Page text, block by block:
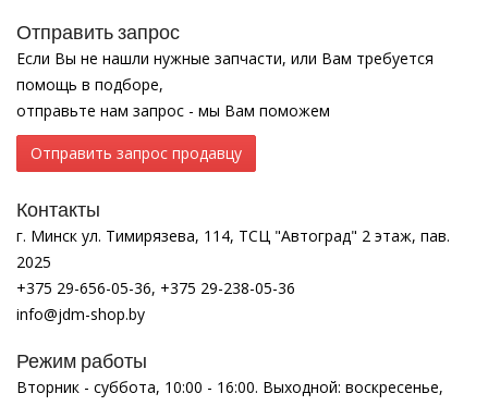
Отправить запрос
Если Вы не нашли нужные запчасти, или Вам требуется
помощь в подборе,
отправьте нам запрос - мы Вам поможем
Отправить запрос продавцу
Контакты
г. Минск ул. Тимирязева, 114, ТСЦ "Автоград" 2 этаж, пав.
2025
+375 29-656-05-36, +375 29-238-05-36
info@jdm-shop.by
Режим работы
Вторник - суббота, 10:00 - 16:00. Выходной: воскресенье,